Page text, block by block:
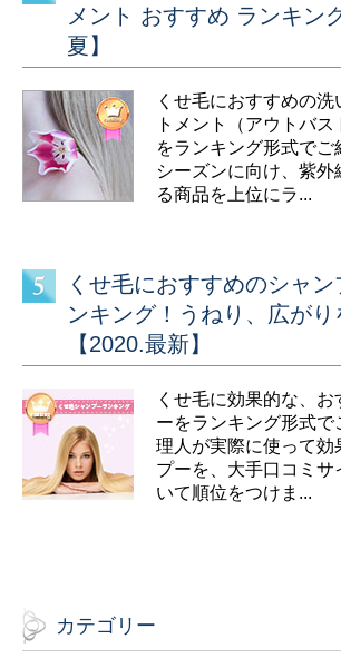
メント おすすめ ランキン
夏】
くせ毛におすすめの
トメント（アウトバス
をランキング形式でご
シーズンに向け、紫外
る商品を上位にラ...
くせ毛におすすめのシャン
ンキング！うねり、広がり
【2020.最新】
くせ毛に効果的な、
ーをランキング形式で
理人が実際に使って効
プーを、大手口コミ
いて順位をつけま...
カテゴリー